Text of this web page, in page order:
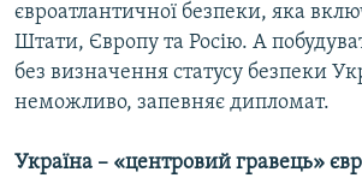
євроатлантичної безпеки, яка
Штати, Європу та Росію. А
без визначення статусу безпеки
неможливо, запевняє дипломат.
Україна – «центровий гравець»